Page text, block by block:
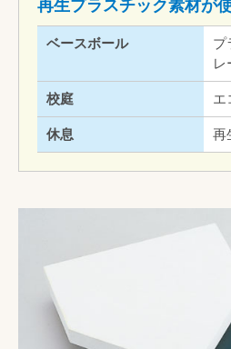
再生プラスチック素材が
ベースボール
プ
レ
校庭 エ
休息 再